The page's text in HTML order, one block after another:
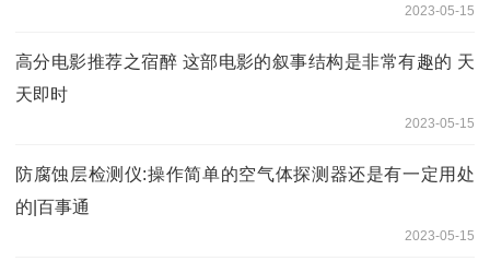
2023-05-15
高分电影推荐之宿醉 这部电影的叙事结构是非常有趣的 天
天即时
2023-05-15
防腐蚀层检测仪:操作简单的空气体探测器还是有一定用处
的|百事通
2023-05-15